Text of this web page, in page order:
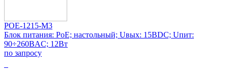
POE-1215-M3
Блок питания: PoE; настольный; Uвых: 15ВDC; Uпит:
90÷260ВAC; 12Вт
по запросу